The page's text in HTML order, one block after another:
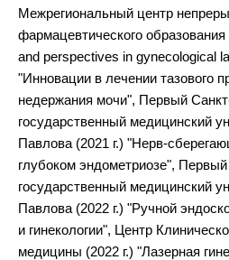
Межрегиональный центр
фармацевтического
and perspectives in gynecological
"Инновации в лечении тазового
недержания мочи", Первый
государственный медицинский
Павлова (2021 г.) "Нерв-
глубоком эндометриозе",
государственный медицинский
Павлова (2022 г.) "Ручной
и гинекологии", Центр
медицины (2022 г.) "Лазерная